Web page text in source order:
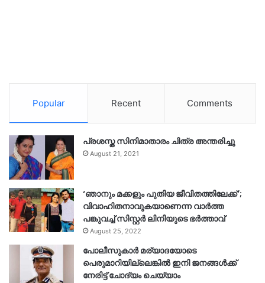
Popular Recent Comments
പ്രശസ്ത സിനിമാതാരം ചിത്ര അന്തരിച്ചു
August 21, 2021
‘ഞാനും മക്കളും പുതിയ ജീവിതത്തിലേക്ക്’;
വിവാഹിതനാവുകയാണെന്ന വാർത്ത
പങ്കുവച്ച് സിസ്റ്റർ ലിനിയുടെ ഭർത്താവ്
August 25, 2022
പോലീസുകാര്‍ മര്യാദയോടെ
പെരുമാറിയില്ലെങ്കില്‍ ഇനി ജനങ്ങള്‍ക്ക്
നേരിട്ട് ചോദ്യം ചെയ്യാം